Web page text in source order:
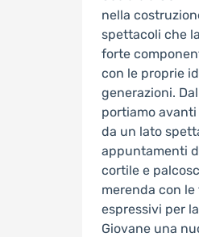
nella
spettacoli che
forte
con le proprie
generazioni.
portiamo
da un lato
appuntamenti
cortile e
merenda con
espressivi per
Giovane una